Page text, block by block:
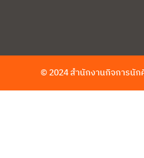
© 2024 สำนักงานกิจการนั